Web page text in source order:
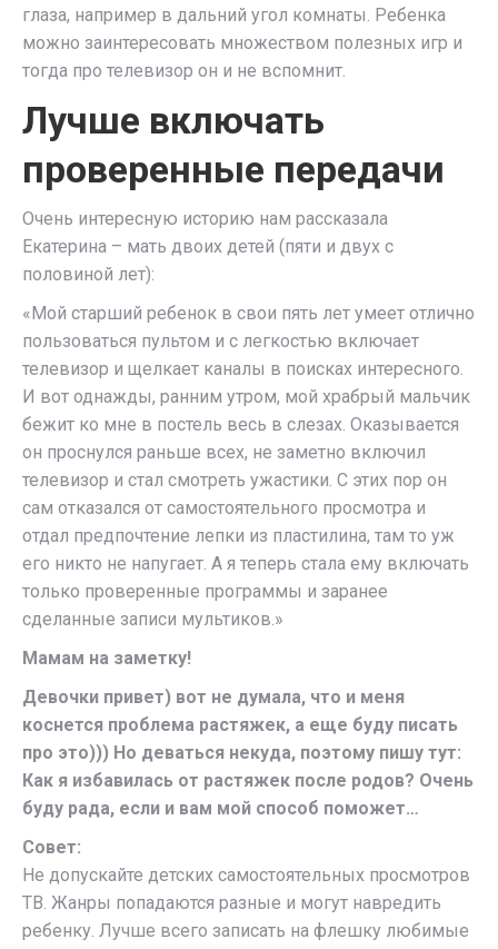
глаза, например в дальний угол комнаты. Ребенка
можно заинтересовать множеством полезных игр и
тогда про телевизор он и не вспомнит.
Лучше включать
проверенные передачи
Очень интересную историю нам рассказала
Екатерина – мать двоих детей (пяти и двух с
половиной лет):
«Мой старший ребенок в свои пять лет умеет отлично
пользоваться пультом и с легкостью включает
телевизор и щелкает каналы в поисках интересного.
И вот однажды, ранним утром, мой храбрый мальчик
бежит ко мне в постель весь в слезах. Оказывается
он проснулся раньше всех, не заметно включил
телевизор и стал смотреть ужастики. С этих пор он
сам отказался от самостоятельного просмотра и
отдал предпочтение лепки из пластилина, там то уж
его никто не напугает. А я теперь стала ему включать
только проверенные программы и заранее
сделанные записи мультиков.»
Мамам на заметку!
Девочки привет) вот не думала, что и меня
коснется проблема растяжек, а еще буду писать
про это))) Но деваться некуда, поэтому пишу тут:
Как я избавилась от растяжек после родов? Очень
буду рада, если и вам мой способ поможет…
Совет:
Не допускайте детских самостоятельных просмотров
ТВ. Жанры попадаются разные и могут навредить
ребенку. Лучше всего записать на флешку любимые